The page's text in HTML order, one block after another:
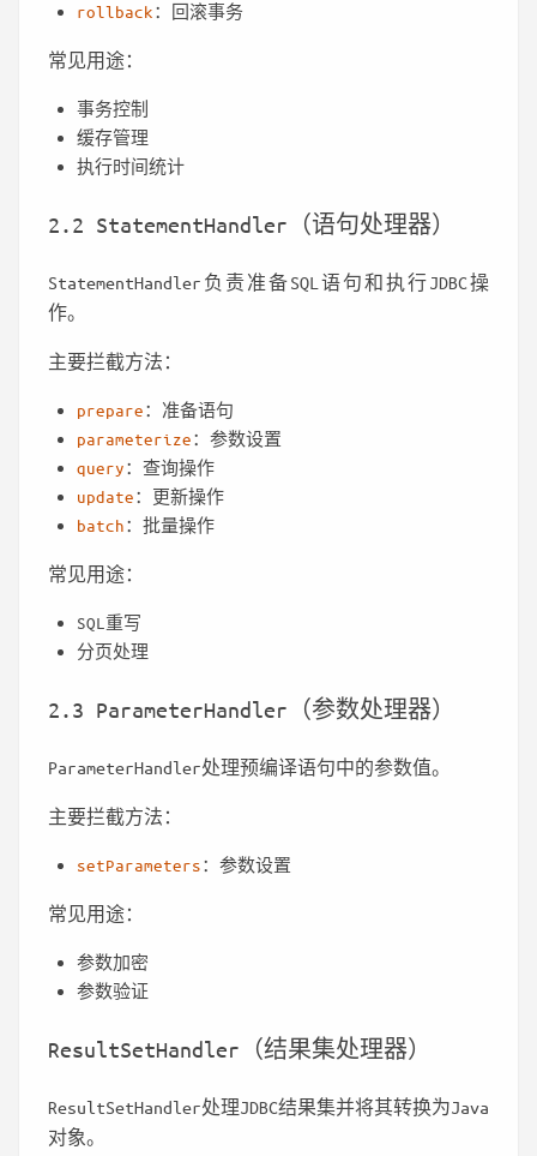
rollback：回滚事务
常见用途：
事务控制
缓存管理
执行时间统计
2.2 StatementHandler（语句处理器）
StatementHandler负责准备SQL语句和执行JDBC操
作。
主要拦截方法：
prepare：准备语句
parameterize：参数设置
query：查询操作
update：更新操作
batch：批量操作
常见用途：
SQL重写
分页处理
2.3 ParameterHandler（参数处理器）
ParameterHandler处理预编译语句中的参数值。
主要拦截方法：
setParameters：参数设置
常见用途：
参数加密
参数验证
ResultSetHandler（结果集处理器）
ResultSetHandler处理JDBC结果集并将其转换为Java
对象。